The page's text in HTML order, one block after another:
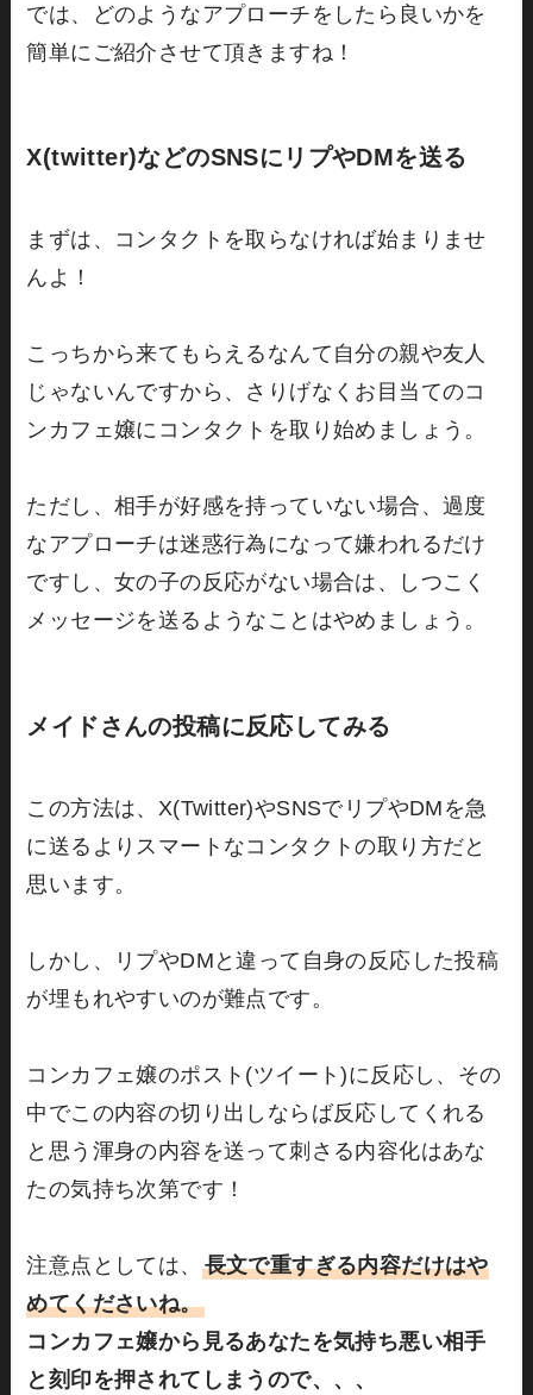
では、どのようなアプローチをしたら良いかを
簡単にご紹介させて頂きますね！
X(twitter)などのSNSにリプやDMを送る
まずは、コンタクトを取らなければ始まりませ
んよ！
こっちから来てもらえるなんて自分の親や友人
じゃないんですから、さりげなくお目当てのコ
ンカフェ嬢にコンタクトを取り始めましょう。
ただし、相手が好感を持っていない場合、過度
なアプローチは迷惑行為になって嫌われるだけ
ですし、女の子の反応がない場合は、しつこく
メッセージを送るようなことはやめましょう。
メイドさんの投稿に反応してみる
この方法は、X(Twitter)やSNSでリプやDMを急
に送るよりスマートなコンタクトの取り方だと
思います。
しかし、リプやDMと違って自身の反応した投稿
が埋もれやすいのが難点です。
コンカフェ嬢のポスト(ツイート)に反応し、その
中でこの内容の切り出しならば反応してくれる
と思う渾身の内容を送って刺さる内容化はあな
たの気持ち次第です！
注意点としては、 長文で重すぎる内容だけはや
めてくださいね。
コンカフェ嬢から見るあなたを気持ち悪い相手
と刻印を押されてしまうので、、、